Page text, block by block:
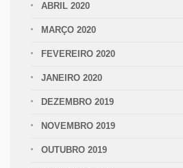
ABRIL 2020
MARÇO 2020
FEVEREIRO 2020
JANEIRO 2020
DEZEMBRO 2019
NOVEMBRO 2019
OUTUBRO 2019